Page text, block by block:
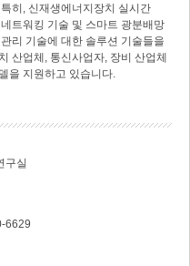
특히, 신재생에너지장치 실시간
네트워킹 기술 및 스마트 광분배망
관리 기술에 대한 솔루션 기술들을
산업체, 통신사업자, 장비 산업체
을 지원하고 있습니다.
구실
6629